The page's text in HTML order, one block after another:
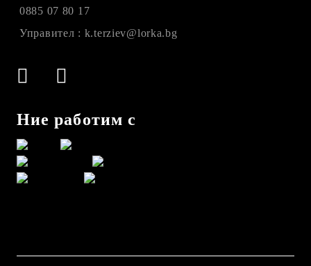
0885 07 80 17
Управител : k.terziev@lorka.bg
Ние работим с